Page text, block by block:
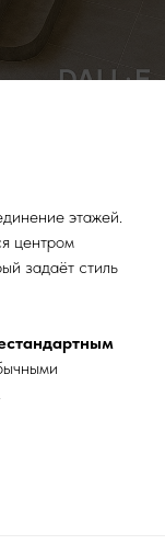
этажей.
центром
задаёт стиль